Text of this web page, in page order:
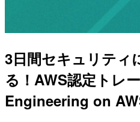
3日間セキュリティ
る！AWS認定トレ
Engineering on